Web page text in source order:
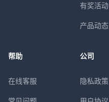
有奖活动
产品动态
帮助
在线客服
公司
隐私政策